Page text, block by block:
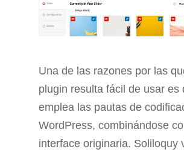
Una de las razones por las
plugin resulta fácil de usar es
emplea las pautas de
WordPress, combinándose
interface originaria. Soliloquy